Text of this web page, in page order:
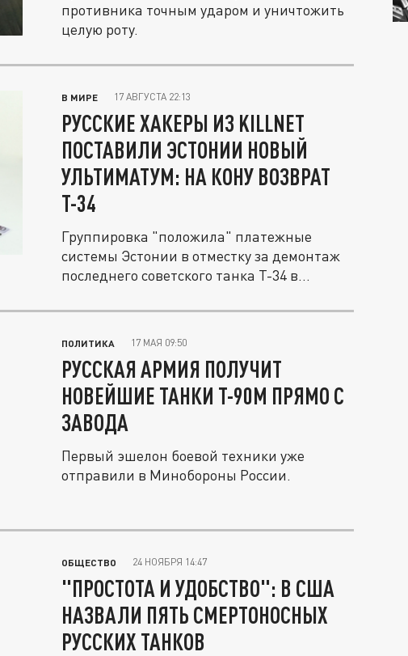
противника точным ударом и уничтожить
целую роту.
В МИРЕ 17 АВГУСТА 22:13
РУССКИЕ ХАКЕРЫ ИЗ KILLNET
ПОСТАВИЛИ ЭСТОНИИ НОВЫЙ
УЛЬТИМАТУМ: НА КОНУ ВОЗВРАТ
Т-34
Группировка "положила" платежные
системы Эстонии в отместку за демонтаж
последнего советского танка Т-34 в...
ПОЛИТИКА 17 МАЯ 09:50
РУССКАЯ АРМИЯ ПОЛУЧИТ
НОВЕЙШИЕ ТАНКИ Т-90М ПРЯМО С
ЗАВОДА
Первый эшелон боевой техники уже
отправили в Минобороны России.
ОБЩЕСТВО 24 НОЯБРЯ 14:47
"ПРОСТОТА И УДОБСТВО": В США
НАЗВАЛИ ПЯТЬ СМЕРТОНОСНЫХ
РУССКИХ ТАНКОВ